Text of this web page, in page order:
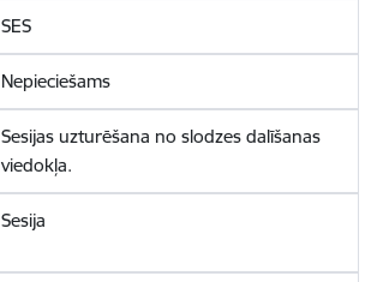
SES
Nepieciešams
Sesijas uzturēšana no slodzes dalīšanas
viedokļa.
Sesija